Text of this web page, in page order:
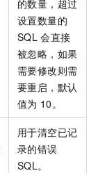
的数量，超过
设置数量的
SQL 会直接
被忽略，如果
需要修改则需
要重启，默认
值为 10。
用于清空已记
录的错误
SQL。